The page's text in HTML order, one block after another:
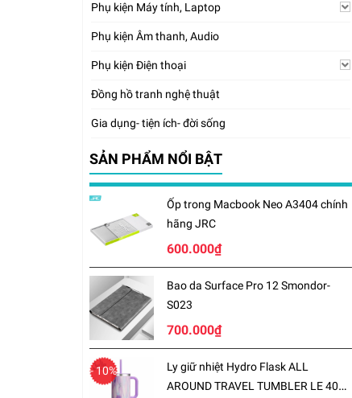
Phụ kiện Máy tính, Laptop
Phụ kiện Âm thanh, Audio
Phụ kiện Điện thoại
Đồng hồ tranh nghệ thuật
Gia dụng- tiện ích- đời sống
SẢN PHẨM NỔI BẬT
Ốp trong Macbook Neo A3404 chính
hãng JRC
600.000₫
Bao da Surface Pro 12 Smondor-
S023
700.000₫
Ly giữ nhiệt Hydro Flask ALL
AROUND TRAVEL TUMBLER LE 40
- 10%